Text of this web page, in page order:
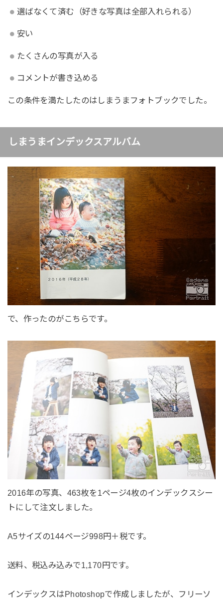
選ばなくて済む（好きな写真は全部入れられる）
安い
たくさんの写真が入る
コメントが書き込める
この条件を満たしたのはしまうまフォトブックでした。
しまうまインデックスアルバム
で、作ったのがこちらです。
2016年の写真、463枚を1ページ4枚のインデックスシー
トにして注文しました。
A5サイズの144ページ998円＋税です。
送料、税込み込みで1,170円です。
インデックスはPhotoshopで作成しましたが、フリーソ